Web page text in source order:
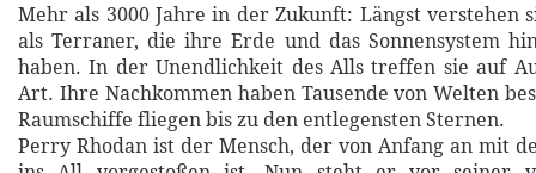
Mehr als 3000 Jahre in der Zukunft: Längst verstehen
als Terraner, die ihre Erde und das Sonnensystem
haben. In der Unendlichkeit des Alls treffen sie auf
Art. Ihre Nachkommen haben Tausende von Welten
Raumschiffe fliegen bis zu den entlegensten Sternen.
Perry Rhodan ist der Mensch, der von Anfang an mit